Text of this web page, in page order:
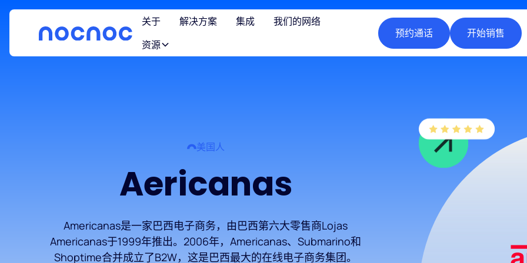
关于 解决方案 集成
我们的网络
资源
预约通话 开始销售
美国人
Aericanas
Americanas是一家巴西电子商务，由巴西第六大零售商Lojas
Americanas于1999年推出。2006年，Americanas、Submarino和
Shoptime合并成立了B2W，这是巴西最大的在线电子商务集团。